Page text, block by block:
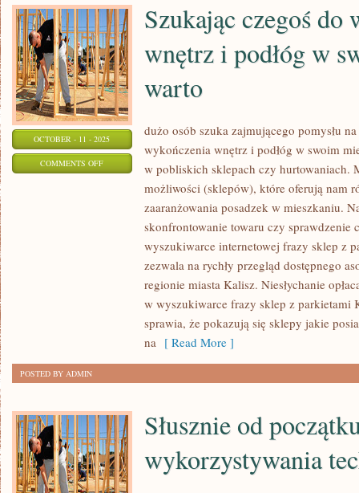
OCTOBER - 11 - 2025
COMMENTS OFFON
WYKOŃCZENIA
DOMU,
WARTO
Szukając czegoś do
wnętrz i podłóg w
warto
dużo osób szuka zajmującego pomysłu
wykończenia wnętrz i podłóg w swoim
w pobliskich sklepach czy hurtowaniach.
możliwości (sklepów), które oferują nam
zaaranżowania posadzek w mieszkaniu.
skonfrontowanie towaru czy sprawdzenie
wyszukiwarce internetowej frazy sklep z
zezwala na rychły przegląd dostępnego
regionie miasta Kalisz. Niesłychanie
w wyszukiwarce frazy sklep z parkietami
sprawia, że pokazują się sklepy jakie
na [ Read More ]
POSTED BY ADMIN
Słusznie od
wykorzystywania